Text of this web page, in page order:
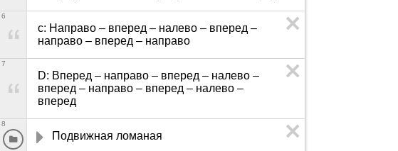
c: Направо – вперед – налево – вперед –
направо – вперед – направо
6
D: Вперед – направо – вперед – налево –
вперед – направо – вперед – налево –
вперед
7
Подвижная ломаная
8